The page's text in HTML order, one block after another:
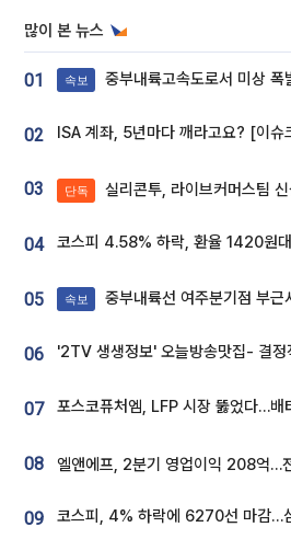
많이 본 뉴스
01 속보 중부내륙고속도로서 미상 폭발물
02 ISA 계좌, 5년마다 깨라고요? [이슈
03 단독 실리콘투, 라이브커머스팀 신설…K뷰티 ‘글로벌 판매망’ 확대[K뷰
04
05 속보 중부내륙선 여주분기점 부근서 연이은 추돌사
06
07
08
09